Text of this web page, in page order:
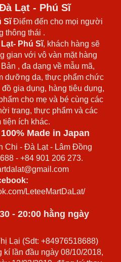
Lạt - Phú Sĩ
SĩĐiểm đến cho mọi người
thông thái .
Phú Sĩ, khách hàng sẽ
gian với vô vàn mặt hàng
, đa dạng về mẫu mã,
dưỡng da, thực phẩm chức
gia dụng, hàng tiêu dụng,
cho mẹ và bé cùng các
trang, thực phẩm và các
tiện ích khác.
Made in Japan
Chi - Đà Lạt - Lâm Đồng
- +84 901 206 273.
LeteeMartDaLat/
- 20:00 hằng ngày
Lại (Sdt: +84976518688)
kí lần đầu ngày 08/10/2018,